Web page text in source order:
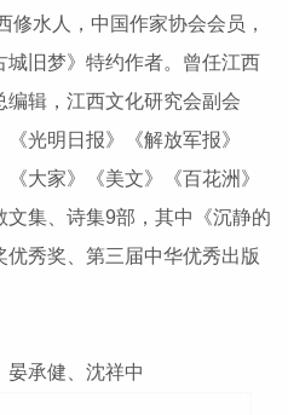
修水人，中国作家协会会员，
旧梦》特约作者。曾任江西
辑，江西文化研究会副会
光明日报》《解放军报》
大家》《美文》《百花洲》
文集、诗集9部，其中《沉静的
秀奖、第三届中华优秀出版
承健、沈祥中